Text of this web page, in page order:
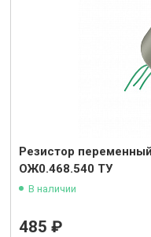
Резистор
ОЖ0.468.540 ТУ
В наличии
485 ₽